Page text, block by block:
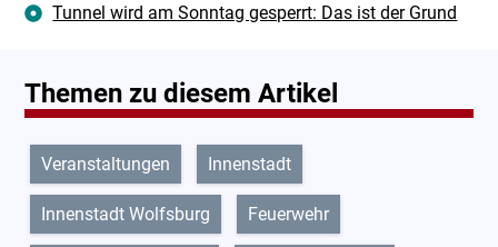
Tunnel wird am Sonntag gesperrt: Das ist der Grund
Themen zu diesem Artikel
Veranstaltungen Innenstadt
Innenstadt Wolfsburg Feuerwehr